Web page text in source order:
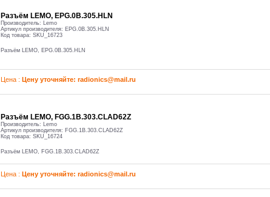
Разъём LEMO, EPG.0B.305.HLN
Производитель: Lemo
Артикул производителя: EPG.0B.305.HLN
Код товара: SKU_16723
Разъём LEMO, EPG.0B.305.HLN
Цена : Цену уточняйте: radioniсs@mail.ru
Разъём LEMO, FGG.1B.303.CLAD62Z
Производитель: Lemo
Артикул производителя: FGG.1B.303.CLAD62Z
Код товара: SKU_16724
Разъём LEMO, FGG.1B.303.CLAD62Z
Цена : Цену уточняйте: radioniсs@mail.ru